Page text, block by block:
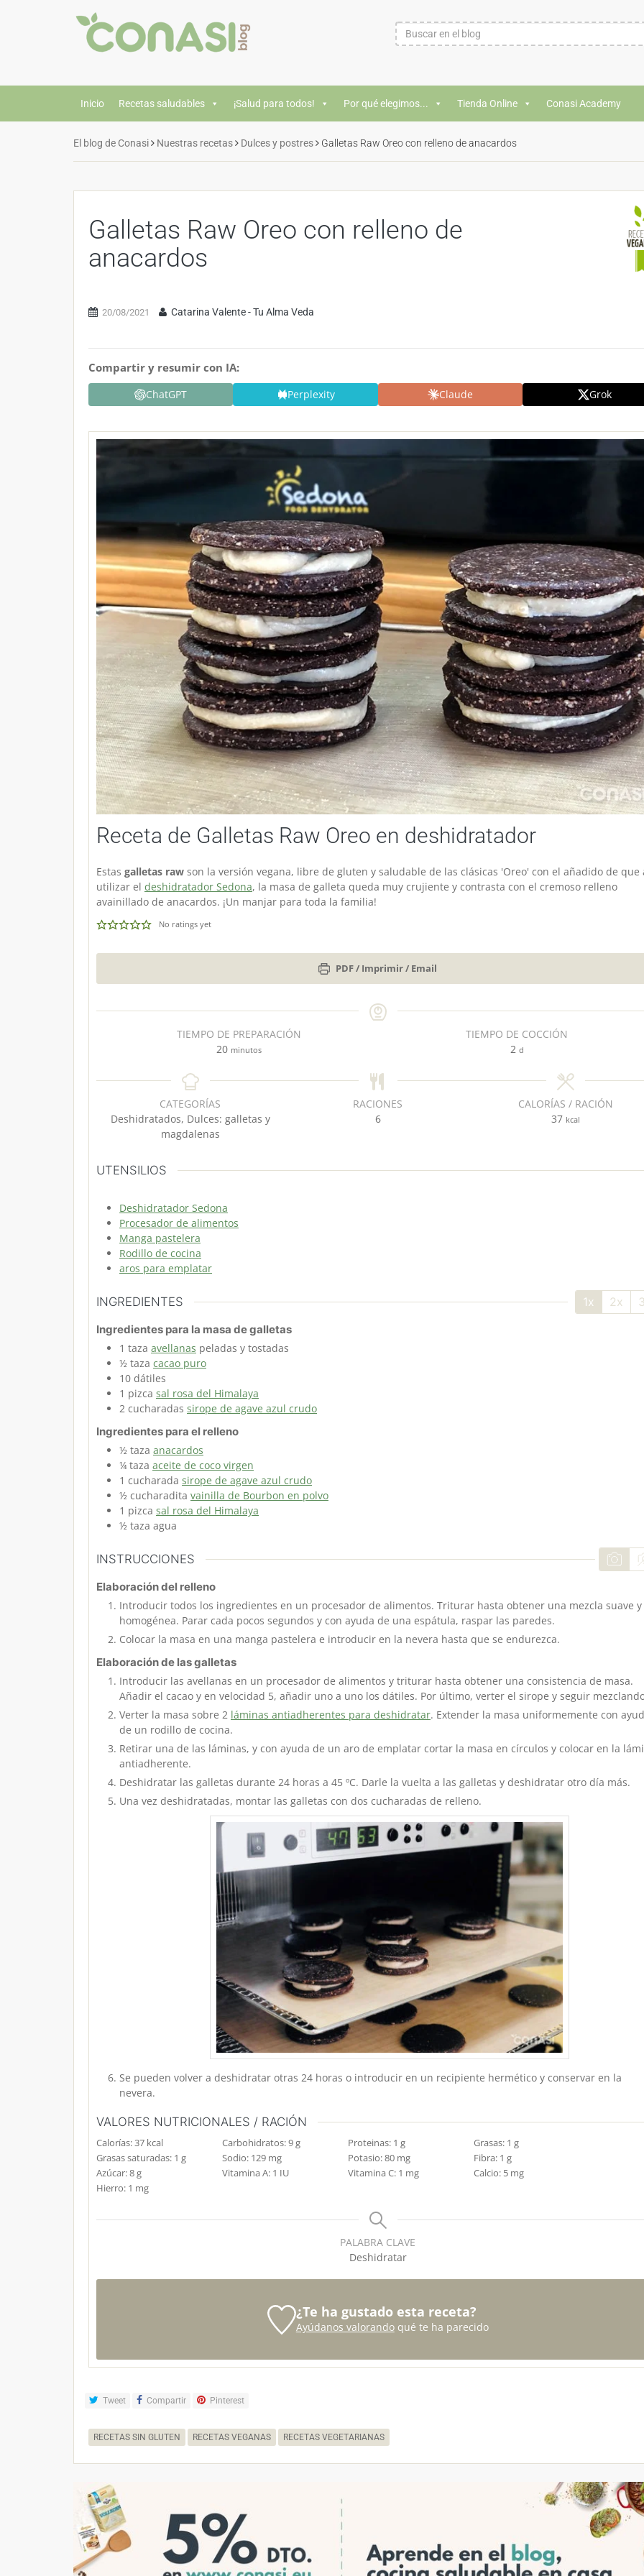
Inicio Recetas saludables ¡Salud para todos! Por qué elegimos... Tienda Online Conasi Academy
El blog de Conasi Nuestras recetas Dulces y postres Galletas Raw Oreo con relleno de anacardos
Galletas Raw Oreo con relleno de
anacardos
20/08/2021 Catarina Valente - Tu Alma Veda
Compartir y resumir con IA:
ChatGPT Perplexity Claude Grok
Receta de Galletas Raw Oreo en deshidratador
Estas galletas raw son la versión vegana, libre de gluten y saludable de las clásicas 'Oreo' con el añadido de que
utilizar el deshidratador Sedona, la masa de galleta queda muy crujiente y contrasta con el cremoso relleno
avainillado de anacardos. ¡Un manjar para toda la familia!
No ratings yet
PDF / Imprimir / Email
TIEMPO DE PREPARACIÓN
20m
n
o
minutos
TIEMPO DE COCCIÓN
2d
a
d
CATEGORÍAS
Deshidratados, Dulces: galletas y
magdalenas
RACIONES
6
CALORÍAS / RACIÓN
37 kcal
UTENSILIOS
Deshidratador Sedona
Procesador de alimentos
Manga pastelera
Rodillo de cocina
aros para emplatar
INGREDIENTES 1x 2x
Ingredientes para la masa de galletas
1 taza avellanas peladas y tostadas
½ taza cacao puro
10 dátiles
1 pizca sal rosa del Himalaya
2 cucharadas sirope de agave azul crudo
Ingredientes para el relleno
½ taza anacardos
¼ taza aceite de coco virgen
1 cucharada sirope de agave azul crudo
½ cucharadita vainilla de Bourbon en polvo
1 pizca sal rosa del Himalaya
½ taza agua
INSTRUCCIONES
Elaboración del relleno
Introducir todos los ingredientes en un procesador de alimentos. Triturar hasta obtener una mezcla suave y
homogénea. Parar cada pocos segundos y con ayuda de una espátula, raspar las paredes.
Colocar la masa en una manga pastelera e introducir en la nevera hasta que se endurezca.
Elaboración de las galletas
Introducir las avellanas en un procesador de alimentos y triturar hasta obtener una consistencia de masa.
Añadir el cacao y en velocidad 5, añadir uno a uno los dátiles. Por último, verter el sirope y seguir
Verter la masa sobre 2 láminas antiadherentes para deshidratar. Extender la masa uniformemente con
de un rodillo de cocina.
Retirar una de las láminas, y con ayuda de un aro de emplatar cortar la masa en círculos y colocar en la
antiadherente.
Deshidratar las galletas durante 24 horas a 45 ºC. Darle la vuelta a las galletas y deshidratar otro día más.
Una vez deshidratadas, montar las galletas con dos cucharadas de relleno.
Se pueden volver a deshidratar otras 24 horas o introducir en un recipiente hermético y conservar en la
nevera.
VALORES NUTRICIONALES / RACIÓN
Calorías:37 kcal Carbohidratos:9g Proteinas: 1 g Grasas: 1 g
Grasas saturadas: 1 g Sodio: 129 mg Potasio:80 mg Fibra: 1 g
Azúcar:8g Vitamina A: 1 IU Vitamina C: 1 mg Calcio: 5 mg
Hierro: 1 mg
PALABRA CLAVE
Deshidratar
¿Te ha gustado esta receta?
Ayúdanos valorandoqué te ha parecido
Tweet Compartir Pinterest
RECETAS SIN GLUTEN RECETAS VEGANAS RECETAS VEGETARIANAS